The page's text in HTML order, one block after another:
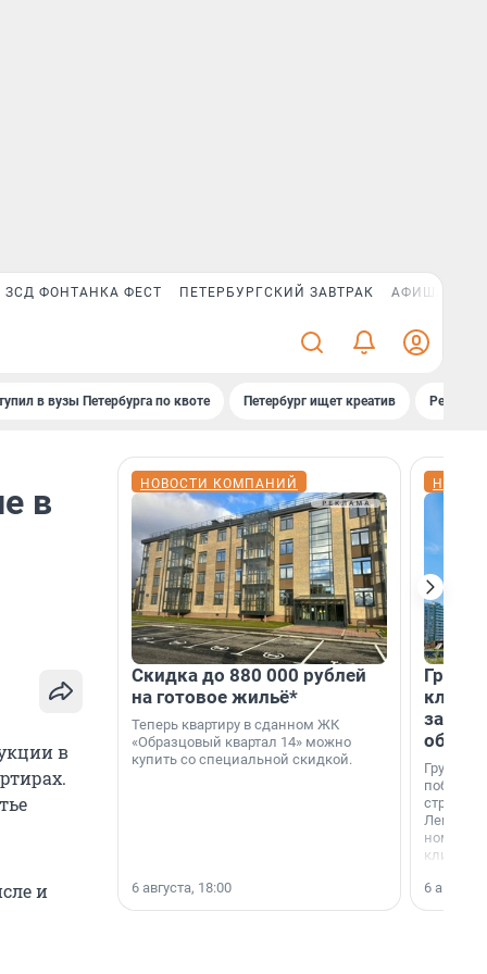
ЗСД ФОНТАНКА ФЕСТ ПЕТЕРБУРГСКИЙ ЗАВТРАК АФИША PLUS
в вузы Петербурга по квоте Петербург ищет креатив
в
в
и
НОВОСТИ КОМПАНИЙ
Скидка до 880 000 рублей
на готовое жильё*
Теперь квартиру в сданном ЖК
«Образцовый квартал 14» можно
купить со специальной скидкой.
6 августа, 18:00
Группа
области».
6